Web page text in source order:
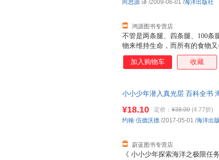
里？是不是说了也糊涂？书
不管是两条腿、四条腿、100条
物来维持生命，而所有的食物
生物是如何通过食物而相互联
又依赖什么生存。
鸿源图书专营店
向思源 译 /2009-06-01 /海洋出版社
加入购物车 收藏
小小少年潜入真光层 百科全书
《 小小少年探索海洋之极限任
¥18.10 定价： ¥38.00 (4.77折)
蔚蓝图书专营店
约翰·伍德沃德 /2017-05-01 /海洋出